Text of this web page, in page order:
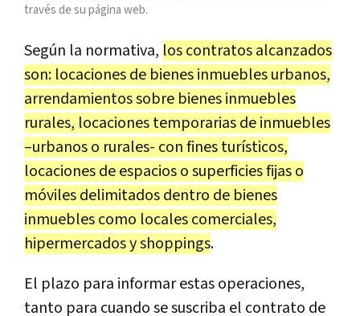
través de su página web.
Según la normativa, los contratos alcanzados
son: locaciones de bienes inmuebles urbanos,
arrendamientos sobre bienes inmuebles
rurales, locaciones temporarias de inmuebles
–urbanos o rurales- con fines turísticos,
locaciones de espacios o superficies fijas o
móviles delimitados dentro de bienes
inmuebles como locales comerciales,
hipermercados y shoppings.
El plazo para informar estas operaciones,
tanto para cuando se suscriba el contrato de